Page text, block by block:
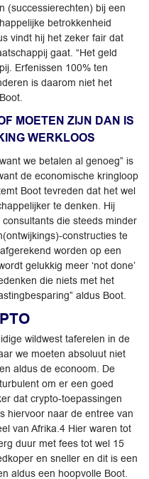
(successierechten) bij een
betrokkenheid
vindt hij het zeker fair dat
gaat. “Het geld
Erfenissen 100% ten
is daarom niet het
MOETEN ZIJN DAN IS
WERKLOOS
we betalen al genoeg” is
de economische kringloop
Boot tevreden dat het wel
te denken. Hij
die steeds minder
constructies te
worden op een
gelukkig meer ‘not done’
die niets met het
aldus Boot.
wildwest taferelen in de
we moeten absoluut niet
aldus de econoom. De
om er een goed
dat crypto-toepassingen
hiervoor naar de entree van
van Afrika.4 Hier waren tot
duur met fees tot wel 15
en sneller en dit is een
aldus een hoopvolle Boot.